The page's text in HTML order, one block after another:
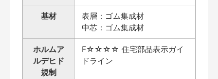
基材
表層：ゴム集成材
中芯：ゴム集成材
ホルムア
ルデヒド
規制
F☆☆☆☆ 住宅部品表示ガイ
ドライン